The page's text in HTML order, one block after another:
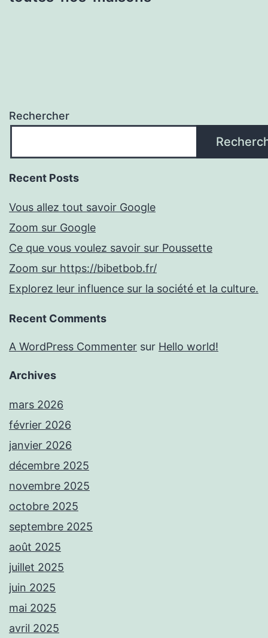
Rechercher
Recent Posts
Vous allez tout savoir Google
Zoom sur Google
Ce que vous voulez savoir sur Poussette
Zoom sur https://bibetbob.fr/
Explorez leur influence sur la société et la culture.
Recent Comments
A WordPress Commenter sur Hello world!
Archives
mars 2026
février 2026
janvier 2026
décembre 2025
novembre 2025
octobre 2025
septembre 2025
août 2025
juillet 2025
juin 2025
mai 2025
avril 2025